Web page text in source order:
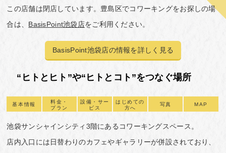
この店舗は閉店しています。豊島区でコワーキングをお探しの場
合は、 BasisPoint池袋店をご利用ください。
BasisPoint池袋店の情報を詳しく見る
“ヒトとヒト”や“ヒトとコト”をつなぐ場所
基本情報
料金・
プラン
設備・サー
ビス
はじめての
方へ
写真 MAP
池袋サンシャインシティ3階にあるコワーキングスペース。
店内入口には日替わりのカフェやギャラリーが併設されており、